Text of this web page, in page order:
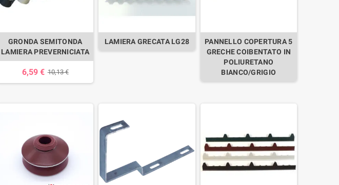
GRONDA SEMITONDA
LAMIERA PREVERNICIATA
6,59 € 10,13 €
LAMIERA GRECATA LG28
PANNELLO COPERTURA 5
GRECHE COIBENTATO IN
POLIURETANO
BIANCO/GRIGIO